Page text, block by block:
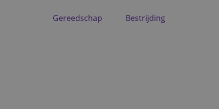
Gereedschap Bestrijding